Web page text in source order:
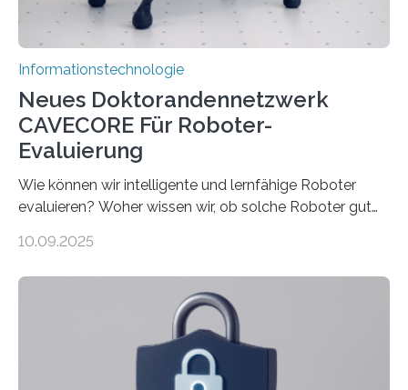
rücken dabei insbesondere…
Informationstechnologie
Neues Doktorandennetzwerk
CAVECORE Für Roboter-
Evaluierung
Wie können wir intelligente und lernfähige Roboter
evaluieren? Woher wissen wir, ob solche Roboter gut
sich CAVECORE – ein neues Marie Skłodowska-Curie
koordiniert wird. Ab dem 1. September werden sich
über einen Zeitraum von vier Jahren insgesamt 15
Promovierende im Rahmen von CAVECORE mit
kognitiven Robotern beschäftigen – also mit Robotern,
die mittels Sensoren ihre Umgebung erfassen,
10.09.2025